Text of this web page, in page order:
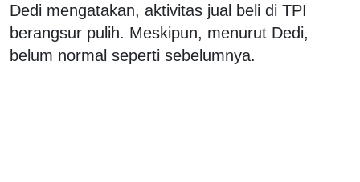
Dedi mengatakan, aktivitas jual beli di TPI
berangsur pulih. Meskipun, menurut Dedi,
belum normal seperti sebelumnya.